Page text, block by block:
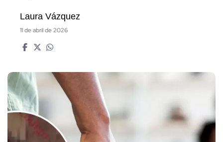
Laura Vázquez
11 de abril de 2026